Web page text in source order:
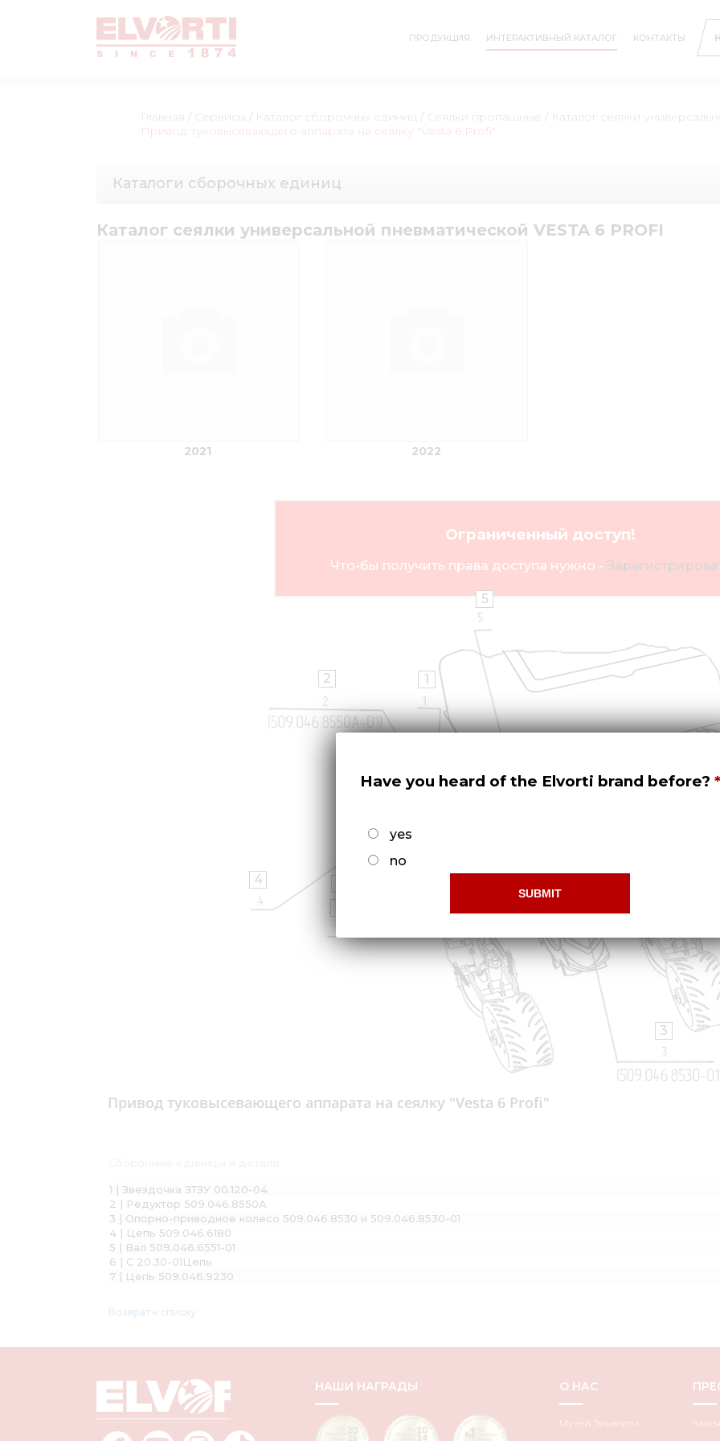
ПРОДУКЦИЯ ИНТЕРАКТИВНЫЙ КАТАЛОГ КОНТАКТЫ
Главная / Сервисы / Каталог сборочных единиц / Сеялки пропашные / Каталог сеялки
Привод туковысевающего аппарата на сеялку "Vesta 6 Profi"
Каталоги сборочных единиц
Каталог сеялки универсальной пневматической VESTA 6 PROFI
2021 2022
Ограниченный доступ!
Что-бы получить права доступа нужно -
Привод туковысевающего аппарата на сеялку "Vesta 6 Profi"
1
2
3
4
5
1 | Звездочка ЗТЗУ 00.120-04
2 | Редуктор 509.046.8550А
3 | Опорно-приводное колесо 509.046.8530 и 509.046.8530-01
4 | Цепь 509.046.6180
5 | Вал 509.046.6551-01
6 | С 20.30-01Цепь
7 | Цепь 509.046.9230
Возврат к списку
НАШИ НАГРАДЫ О НАС
Музей Эльворти
Have you heard of the Elvorti brand before?
yes
no